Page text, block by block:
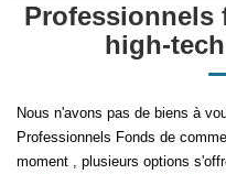
Sélectionnez...
Type de bien
Créer une alerte
Professionnels
high-
Nous n'avons pas de biens à
Professionnels Fonds de
moment , plusieurs options